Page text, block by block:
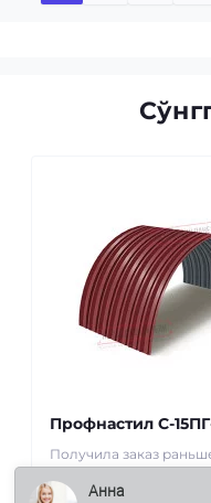
Профнастил С-
Получила заказ
Анна